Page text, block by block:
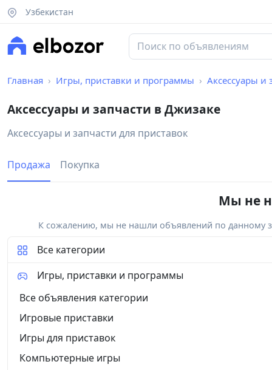
Узбекистан
Главная Игры, приставки и программы Аксессуары и
Аксессуары и запчасти в Джизаке
Аксессуары и запчасти для приставок
Продажа Покупка
Мы не
К сожалению, мы не нашли объявлений по данному
Все категории
Игры, приставки и программы
Все объявления категории
Игровые приставки
Игры для приставок
Компьютерные игры